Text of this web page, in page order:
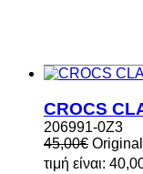
206991-0Z3
45,00€
τιμή είναι: